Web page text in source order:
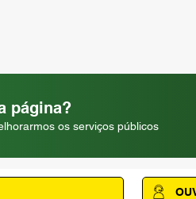
página?
os serviços públicos